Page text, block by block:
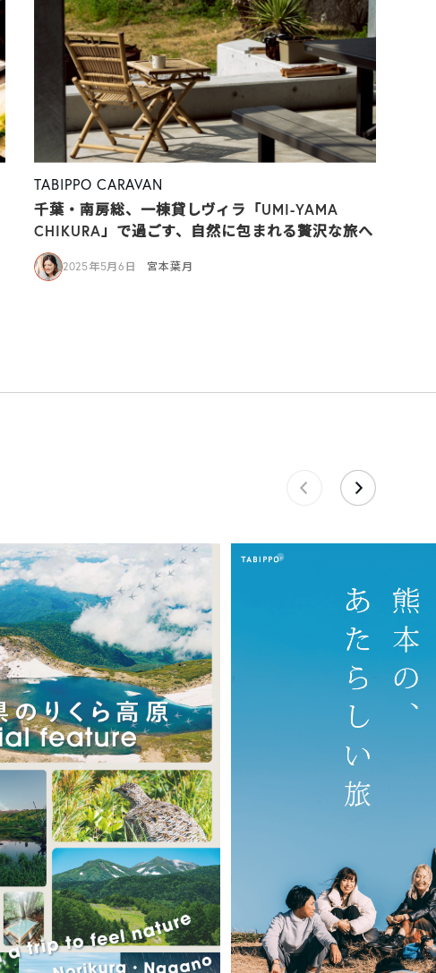
TABIPPO CARAVAN
千葉・南房総、一棟貸しヴィラ「UMI-YAMA
CHIKURA」で過ごす、自然に包まれる贅沢な旅へ
2025年5月6日 宮本葉月